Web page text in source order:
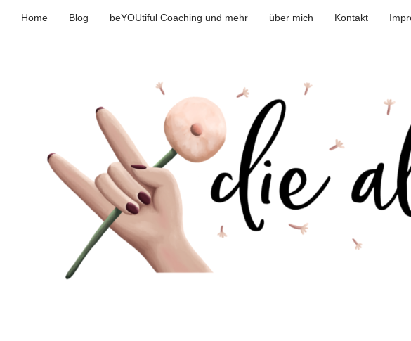
Home Blog beYOUtiful Coaching und mehr über mich Kontakt